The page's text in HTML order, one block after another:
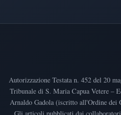
Autorizzazione Testata n. 452 del 20
Tribunale di S. Maria Capua Vetere –
Arnaldo Gadola (iscritto all'Ordine dei